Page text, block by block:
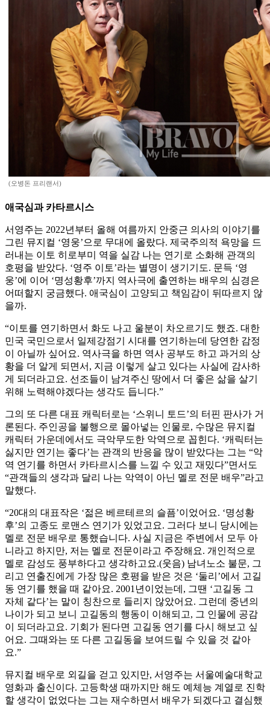
(오병돈 프리랜서)
애국심과 카타르시스
서영주는 2022년부터 올해 여름까지 안중근 의사의 이야기를
그린 뮤지컬 ‘영웅’으로 무대에 올랐다. 제국주의적 욕망을 드
러내는 이토 히로부미 역을 실감 나는 연기로 소화해 관객의
호평을 받았다. ‘영주 이토’라는 별명이 생기기도. 문득 ‘영
웅’에 이어 ‘명성황후’까지 역사극에 출연하는 배우의 심경은
어떠할지 궁금했다. 애국심이 고양되고 책임감이 뒤따르지 않
을까.
“이토를 연기하면서 화도 나고 울분이 차오르기도 했죠. 대한
민국 국민으로서 일제강점기 시대를 연기하는데 당연한 감정
이 아닐까 싶어요. 역사극을 하면 역사 공부도 하고 과거의 상
황을 더 알게 되면서, 지금 이렇게 살고 있다는 사실에 감사하
게 되더라고요. 선조들이 남겨주신 땅에서 더 좋은 삶을 살기
위해 노력해야겠다는 생각도 듭니다.”
그의 또 다른 대표 캐릭터로는 ‘스위니 토드’의 터핀 판사가 거
론된다. 주인공을 불행으로 몰아넣는 인물로, 수많은 뮤지컬
캐릭터 가운데에서도 극악무도한 악역으로 꼽힌다. ‘캐릭터는
싫지만 연기는 좋다’는 관객의 반응을 많이 받았다는 그는 “악
역 연기를 하면서 카타르시스를 느낄 수 있고 재밌다”면서도
“관객들의 생각과 달리 나는 악역이 아닌 멜로 전문 배우”라고
말했다.
“20대의 대표작은 ‘젊은 베르테르의 슬픔’이었어요. ‘명성황
후’의 고종도 로맨스 연기가 있었고요. 그러다 보니 당시에는
멜로 전문 배우로 통했습니다. 사실 지금은 주변에서 모두 아
니라고 하지만, 저는 멜로 전문이라고 주장해요. 개인적으로
멜로 감성도 풍부하다고 생각하고요.(웃음) 남녀노소 불문, 그
리고 연출진에게 가장 많은 호평을 받은 것은 ‘둘리’에서 고길
동 연기를 했을 때 같아요. 2001년이었는데, 그땐 ‘고길동 그
자체 같다’는 말이 칭찬으로 들리지 않았어요. 그런데 중년의
나이가 되고 보니 고길동의 행동이 이해되고, 그 인물에 공감
이 되더라고요. 기회가 된다면 고길동 연기를 다시 해보고 싶
어요. 그때와는 또 다른 고길동을 보여드릴 수 있을 것 같아
요.”
뮤지컬 배우로 외길을 걷고 있지만, 서영주는 서울예술대학교
영화과 출신이다. 고등학생 때까지만 해도 예체능 계열로 진학
할 생각이 없었다는 그는 재수하면서 배우가 되겠다고 결심했